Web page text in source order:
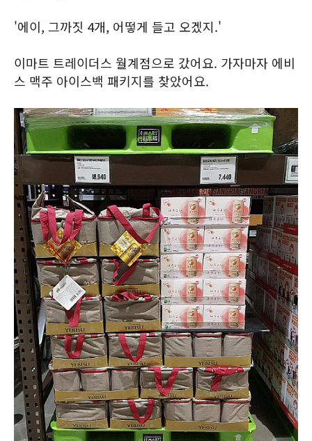
'에이, 그까짓 4개, 어떻게 들고 오겠지.'
이마트 트레이더스 월계점으로 갔어요. 가자마자 에비
스 맥주 아이스백 패키지를 찾았어요.